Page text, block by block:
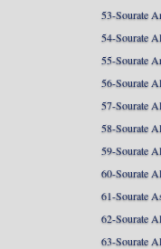
53-Sourate
54-Sourate
55-Sourate
56-Sourate
57-Sourate
58-Sourate
59-Sourate
60-Sourate
61-Sourate
62-Sourate
63-Sourate